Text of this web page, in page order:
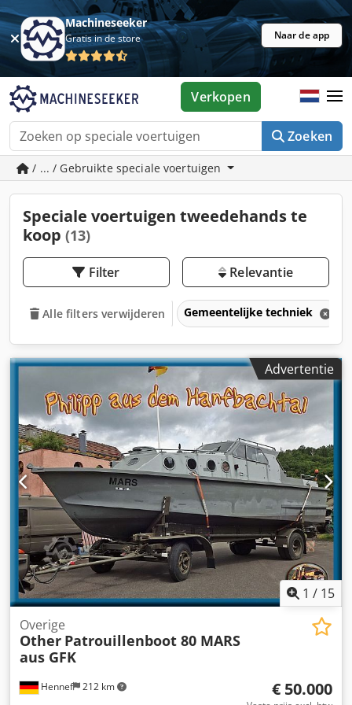
Machineseeker
Gratis in de store Naar de app
Zoeken
Verkopen
/ ... / Gebruikte speciale voertuigen
Speciale voertuigen tweedehands te
koop (13)
Filter Relevantie
Alle filters verwijderen Gemeentelijke techniek
Advertentie
1 / 15
Hennef 212 km
Overige
Other Patrouillenboot 80 MARS
aus GFK
€ 50.000